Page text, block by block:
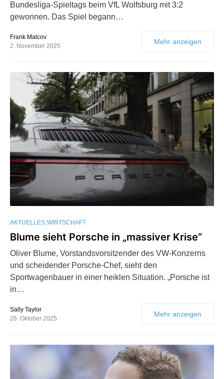
Bundesliga-Spieltags beim VfL Wolfsburg mit 3:2
gewonnen. Das Spiel begann…
Frank Malcov
2. November 2025
Mehr anzeigen
AKTUELLES WIRTSCHAFT
Blume sieht Porsche in „massiver Krise“
Oliver Blume, Vorstandsvorsitzender des VW-Konzerns
und scheidender Porsche-Chef, sieht den
Sportwagenbauer in einer heiklen Situation. „Porsche ist
in…
Sally Taylor
26. Oktober 2025
Mehr anzeigen